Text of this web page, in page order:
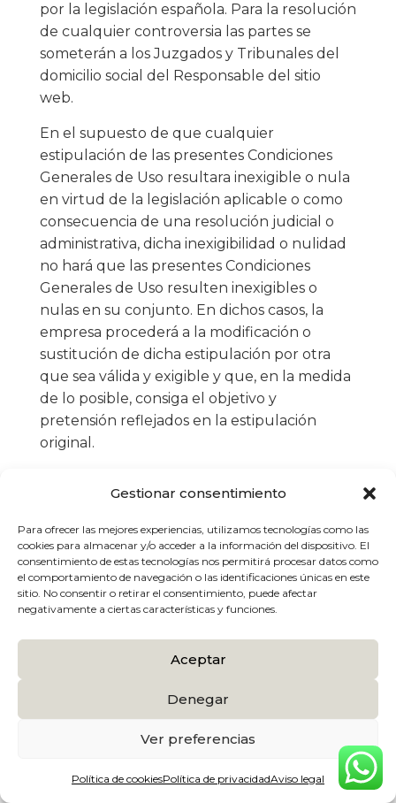
Gestionar consentimiento
Para ofrecer las mejores experiencias, utilizamos tecnologías como las
cookies para almacenar y/o acceder a la información del dispositivo. El
consentimiento de estas tecnologías nos permitirá procesar datos como
el comportamiento de navegación o las identificaciones únicas en este
sitio. No consentir o retirar el consentimiento, puede afectar
negativamente a ciertas características y funciones.
Aceptar
Denegar
Ver preferencias
Política de cookiesPolítica de privacidadAviso legal
por la legislación española. Para la resolución
de cualquier controversia las partes se
someterán a los Juzgados y Tribunales del
domicilio social del Responsable del sitio
web.
En el supuesto de que cualquier
estipulación de las presentes Condiciones
Generales de Uso resultara inexigible o nula
en virtud de la legislación aplicable o como
consecuencia de una resolución judicial o
administrativa, dicha inexigibilidad o nulidad
no hará que las presentes Condiciones
Generales de Uso resulten inexigibles o
nulas en su conjunto. En dichos casos, la
empresa procederá a la modificación o
sustitución de dicha estipulación por otra
que sea válida y exigible y que, en la medida
de lo posible, consiga el objetivo y
pretensión reflejados en la estipulación
original.
¿Listo para dar el
siguiente paso?
No esperes más para dar el siguiente paso en
Contacta conmigo y hagamos realidad tus
objetivos.
¡Comencemos la aventura!